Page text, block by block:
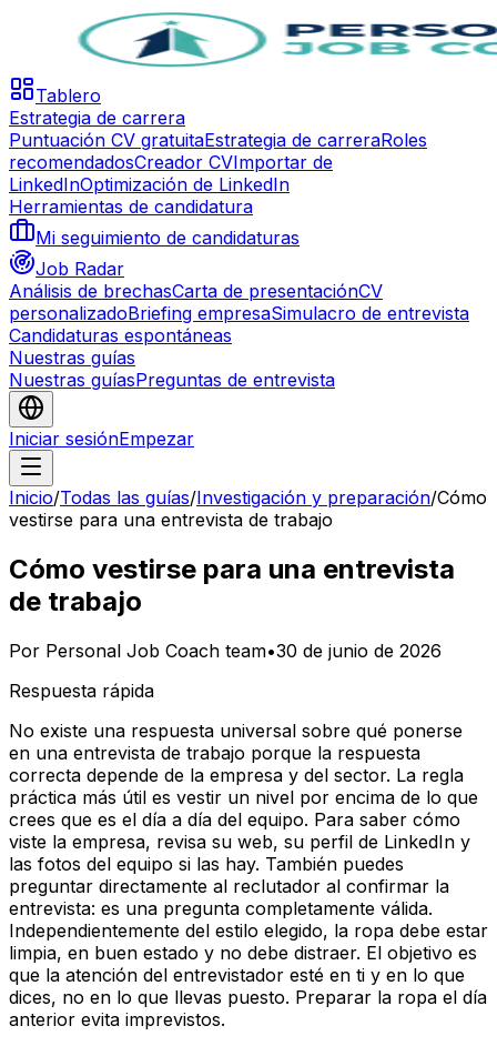
Tablero
Estrategia de carrera
Puntuación CV gratuitaEstrategia de carreraRoles
recomendadosCreador CVImportar de
LinkedInOptimización de LinkedIn
Herramientas de candidatura
Mi seguimiento de candidaturas
Job Radar
Análisis de brechasCarta de presentaciónCV
personalizadoBriefing empresaSimulacro de entrevista
Candidaturas espontáneas
Nuestras guías
Nuestras guíasPreguntas de entrevista
Iniciar sesiónEmpezar
Inicio/Todas las guías/Investigación y preparación/Cómo
vestirse para una entrevista de trabajo
Cómo vestirse para una entrevista
de trabajo
Por Personal Job Coach team•30 de junio de 2026
Respuesta rápida
No existe una respuesta universal sobre qué ponerse
en una entrevista de trabajo porque la respuesta
correcta depende de la empresa y del sector. La regla
práctica más útil es vestir un nivel por encima de lo que
crees que es el día a día del equipo. Para saber cómo
viste la empresa, revisa su web, su perfil de LinkedIn y
las fotos del equipo si las hay. También puedes
preguntar directamente al reclutador al confirmar la
entrevista: es una pregunta completamente válida.
Independientemente del estilo elegido, la ropa debe estar
limpia, en buen estado y no debe distraer. El objetivo es
que la atención del entrevistador esté en ti y en lo que
dices, no en lo que llevas puesto. Preparar la ropa el día
anterior evita imprevistos.